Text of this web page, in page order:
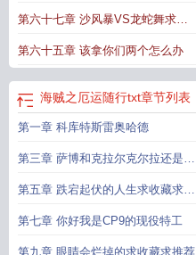
第六十七章 沙风暴VS龙蛇舞求扩
散求收藏求推荐
第六十五章 该拿你们两个怎么办
海贼之厄运随行txt章节列表
第一章 科库特斯雷奥哈德
第三章 萨博和克拉尔克尔拉还是克
拉拉
第五章 跌宕起伏的人生求收藏求推
荐
第七章 你好我是CP9的现役特工
第九章 眼睛会烂掉的求收藏求推荐